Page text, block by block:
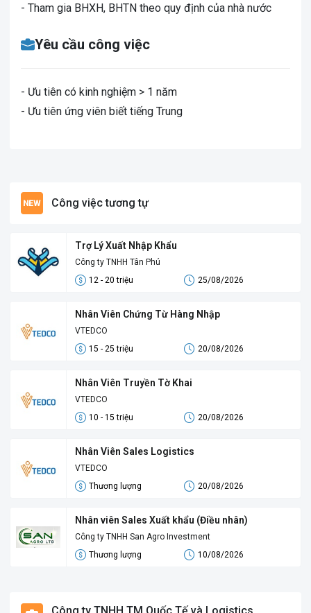
- Tham gia BHXH, BHTN theo quy định của nhà nước
Yêu cầu công việc
- Ưu tiên có kinh nghiệm > 1 năm
- Ưu tiên ứng viên biết tiếng Trung
Công việc tương tự
Trợ Lý Xuất Nhập Khẩu
Công ty TNHH Tân Phú
12 - 20 triệu
25/08/2026
Nhân Viên Chứng Từ Hàng Nhập
VTEDCO
15 - 25 triệu
20/08/2026
Nhân Viên Truyền Tờ Khai
VTEDCO
10 - 15 triệu
20/08/2026
Nhân Viên Sales Logistics
VTEDCO
Thương lượng
20/08/2026
Nhân viên Sales Xuất khẩu (Điều nhân)
Công ty TNHH San Agro Investment
Thương lượng
10/08/2026